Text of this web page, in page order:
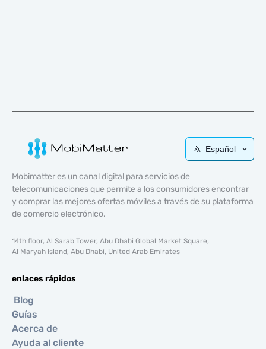
Español
Mobimatter es un canal digital para servicios de
telecomunicaciones que permite a los consumidores encontrar
y comprar las mejores ofertas móviles a través de su plataforma
de comercio electrónico.
14th floor, Al Sarab Tower, Abu Dhabi Global Market Square,
Al Maryah Island, Abu Dhabi, United Arab Emirates
enlaces rápidos
Blog
Guías
Acerca de
Ayuda al cliente